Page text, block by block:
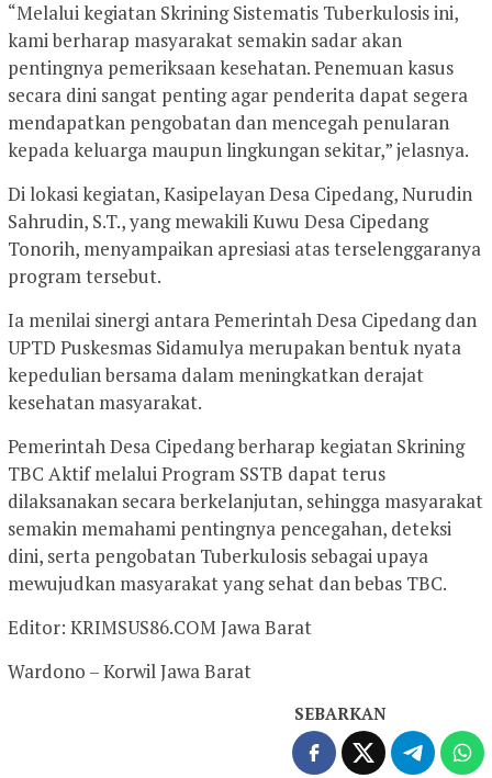
“Melalui kegiatan Skrining Sistematis Tuberkulosis ini,
kami berharap masyarakat semakin sadar akan
pentingnya pemeriksaan kesehatan. Penemuan kasus
secara dini sangat penting agar penderita dapat segera
mendapatkan pengobatan dan mencegah penularan
kepada keluarga maupun lingkungan sekitar,” jelasnya.
Di lokasi kegiatan, Kasipelayan Desa Cipedang, Nurudin
Sahrudin, S.T., yang mewakili Kuwu Desa Cipedang
Tonorih, menyampaikan apresiasi atas terselenggaranya
program tersebut.
Ia menilai sinergi antara Pemerintah Desa Cipedang dan
UPTD Puskesmas Sidamulya merupakan bentuk nyata
kepedulian bersama dalam meningkatkan derajat
kesehatan masyarakat.
Pemerintah Desa Cipedang berharap kegiatan Skrining
TBC Aktif melalui Program SSTB dapat terus
dilaksanakan secara berkelanjutan, sehingga masyarakat
semakin memahami pentingnya pencegahan, deteksi
dini, serta pengobatan Tuberkulosis sebagai upaya
mewujudkan masyarakat yang sehat dan bebas TBC.
Editor: KRIMSUS86.COM Jawa Barat
Wardono – Korwil Jawa Barat
SEBARKAN